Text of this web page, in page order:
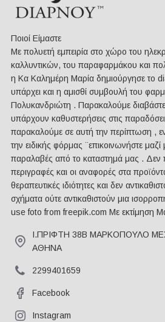
Ποιοί Είμαστε
Mε πολυετή εμπειρία στο χώρο του
καλλυντικών, του παραφαρμάκου και
η Κα Καλημέρη Μαρία δημιούργησε το
υπάρχει και η αμισθί συμβουλή του
Πολυκανδριώτη . Παρακαλούμε
υπάρχουν καθυστερήσεις στις
παρακαλούμε σε αυτή την περίπτωση ,
την ειδικής φόρμας ¨επικοινωνήστε μαζί
παραλαβές από το καταστημά μας . Δεν
περιγραφές και οι αναφορές στα
θεραπευτικές ιδιότητες και δεν
σχήματα ούτε αντικαθιστούν μια
use foto from freepik.com Με εκτίμηση
Ι.ΠΡΙΦΤΗ 38Β ΜΑΡΚΟΠΟΥΛΟ
ΑΘΗΝΑ
2299401659
Facebook
Instagram